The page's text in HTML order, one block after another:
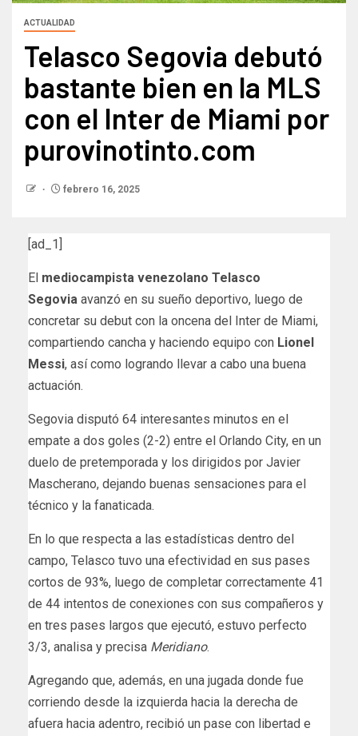
ACTUALIDAD
Telasco Segovia debutó
bastante bien en la MLS
con el Inter de Miami por
purovinotinto.com
febrero 16, 2025
[ad_1]
El mediocampista venezolano Telasco
Segovia avanzó en su sueño deportivo, luego de
concretar su debut con la oncena del Inter de Miami,
compartiendo cancha y haciendo equipo con Lionel
Messi, así como logrando llevar a cabo una buena
actuación.
Segovia disputó 64 interesantes minutos en el
empate a dos goles (2-2) entre el Orlando City, en un
duelo de pretemporada y los dirigidos por Javier
Mascherano, dejando buenas sensaciones para el
técnico y la fanaticada.
En lo que respecta a las estadísticas dentro del
campo, Telasco tuvo una efectividad en sus pases
cortos de 93%, luego de completar correctamente 41
de 44 intentos de conexiones con sus compañeros y
en tres pases largos que ejecutó, estuvo perfecto
3/3, analisa y precisa Meridiano.
Agregando que, además, en una jugada donde fue
corriendo desde la izquierda hacia la derecha de
afuera hacia adentro, recibió un pase con libertad e